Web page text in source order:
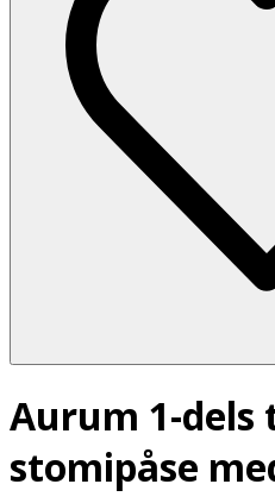
Aurum 1-dels
stomipåse